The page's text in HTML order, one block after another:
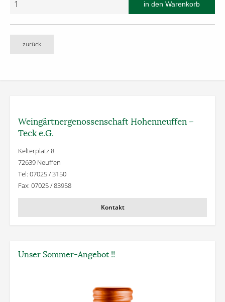
zurück
Weingärtner­genossenschaft Hohenneuffen –
Teck e.G.
Kelterplatz 8
72639 Neuffen
Tel: 07025 / 3150
Fax: 07025 / 83958
Kontakt
Unser Sommer-Angebot !!